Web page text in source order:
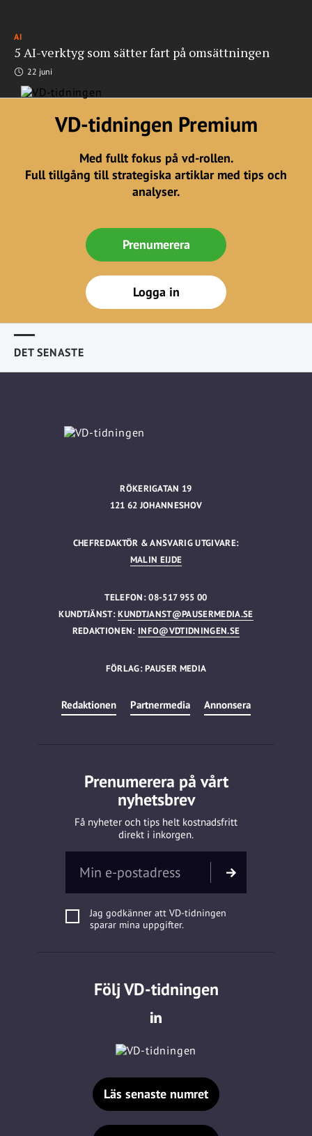
AI
5 AI-verktyg som sätter fart på omsättningen
22 juni
VD-tidningen Premium
Med fullt fokus på vd-rollen.
Full tillgång till strategiska artiklar med tips och
analyser.
Prenumerera
Logga in
DET SENASTE
RÖKERIGATAN 19
121 62 JOHANNESHOV
CHEFREDAKTÖR & ANSVARIG UTGIVARE:
MALIN EIJDE
TELEFON: 08-517 955 00
KUNDTJÄNST:KUNDTJANST@PAUSERMEDIA.SE
REDAKTIONEN: INFO@VDTIDNINGEN.SE
FÖRLAG: PAUSER MEDIA
Redaktionen Partnermedia Annonsera
Prenumerera på vårt
nyhetsbrev
Få nyheter och tips helt kostnadsfritt
direkt i inkorgen.
Jag godkänner att VD-tidningen
sparar mina uppgifter.
Följ VD-tidningen
Läs senaste numret